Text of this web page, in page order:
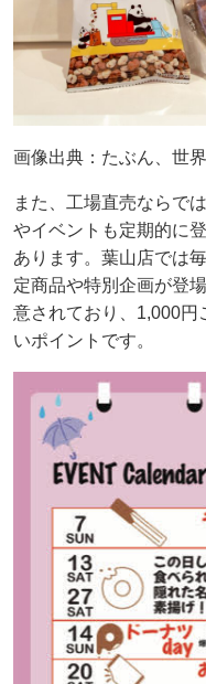
画像出典：たぶん、世
また、工場直売ならで
やイベントも定期的に
あります。葉山店では
定商品や特別企画が登
意されており、1,000円
いポイントです。